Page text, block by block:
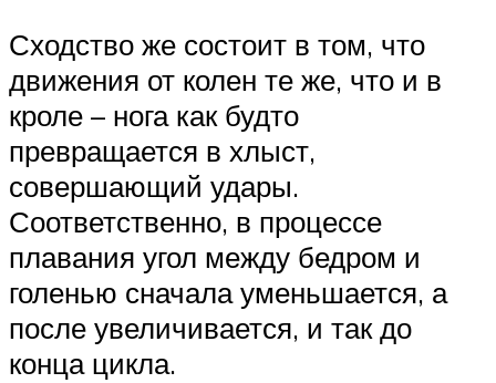
Сходство же состоит в том, что
движения от колен те же, что и в
кроле – нога как будто
превращается в хлыст,
совершающий удары.
Соответственно, в процессе
плавания угол между бедром и
голенью сначала уменьшается, а
после увеличивается, и так до
конца цикла.